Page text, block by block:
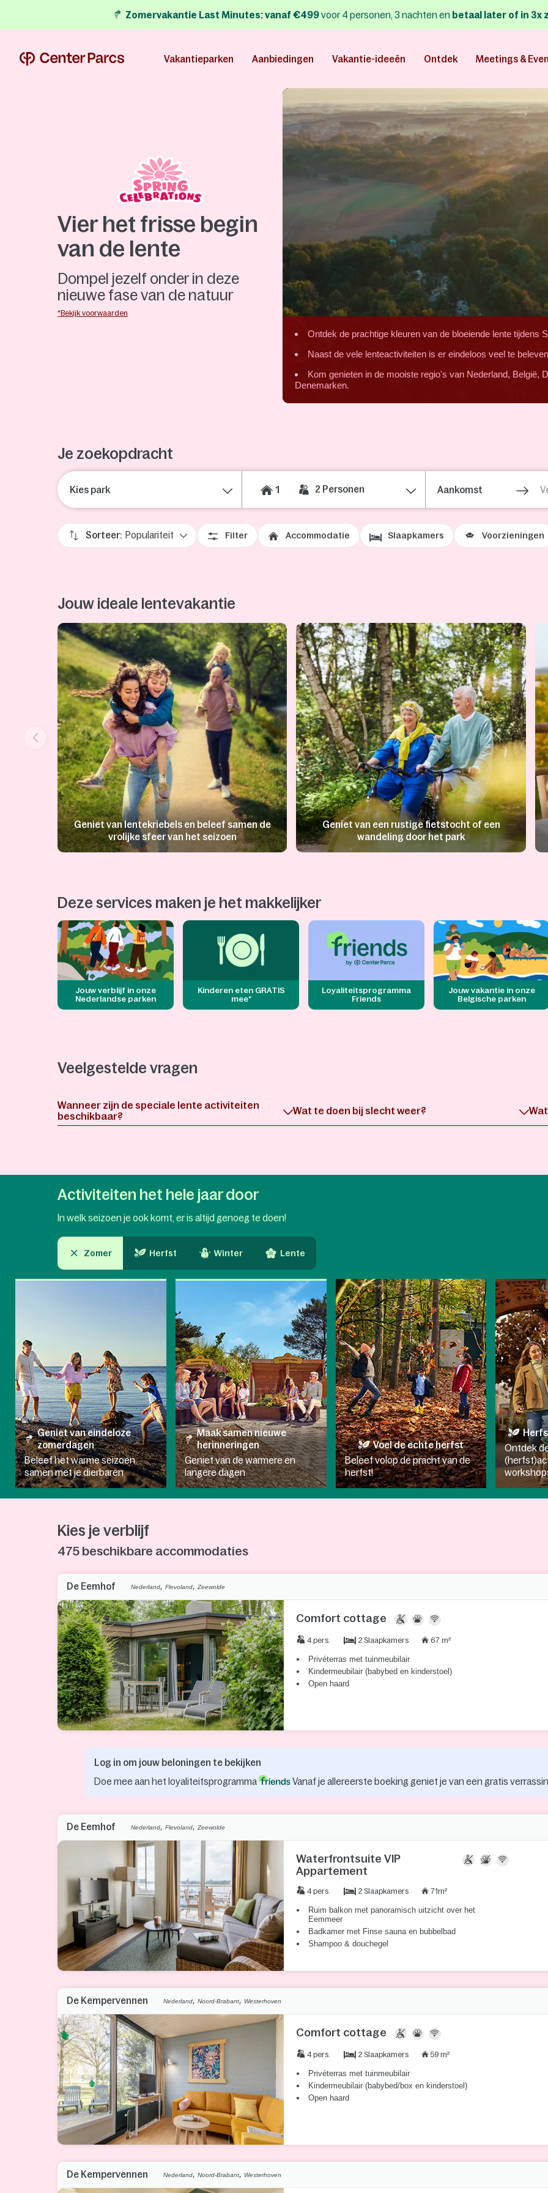
Zomervakantie Last Minutes:vanaf €499voor 4 personen, 3 nachtenen betaal later of in 3x
Vakantieparken Aanbiedingen Vakantie-ideeën Ontdek Meetings &
Vier het frisse begin
van de lente
Dompel jezelf onder in deze
nieuwe fase van de natuur
*Bekijk voorwaarden
Ontdek de prachtige kleuren van de bloeiende lente tijdens
Naast de vele lenteactiviteiten is er eindeloos veel te
Kom genieten in de mooiste regio's van Nederland, België,
Denemarken.
Je zoekopdracht
Kies park 1 2 Personen
Sorteer: Populariteit Filter Accommodatie Slaapkamers Voorzieningen
Jouw ideale lentevakantie
Geniet van lentekriebels en beleef samen de
vrolijke sfeer van het seizoen
Geniet van een rustige fietstocht of een
wandeling door het park
Deze services maken je het makkelijker
Jouw verblijf in onze
Nederlandse parken​
Kinderen eten GRATIS
mee*
Loyaliteitsprogramma
Friends
Jouw vakantie in onze
Belgische parken
Veelgestelde vragen
Wanneer zijn de speciale lente activiteiten
beschikbaar?
Wat te doen bij slecht weer?
Activiteiten het hele jaar door
In welk seizoen je ook komt, er is altijd genoeg te doen!
Zomer Herfst Winter Lente
Geniet van eindeloze
zomerdagen
Beleef het warme seizoen
samen met je dierbaren
Maak samen nieuwe
herinneringen
Geniet van de warmere en
langere dagen
Voel de echte herfst
Beleef volop de pracht van de
herfst!​
Ontdek
Kies je verblijf
475 beschikbare accommodaties
De Eemhof Nederland,Flevoland,Zeewolde
Comfort cottage
4 pers. 2 Slaapkamers 67 m²
Privéterras met tuinmeubilair
Kindermeubilair (babybed en kinderstoel)
Open haard
Log in om jouw beloningen te bekijken
Doe mee aan het loyaliteitsprogramma
Vanaf je allereerste boeking geniet je van een gratis
De Eemhof Nederland,Flevoland,Zeewolde
Waterfrontsuite VIP
Appartement
4 pers. 2 Slaapkamers 71m²
Ruim balkon met panoramisch uitzicht over het
Eemmeer
Badkamer met Finse sauna en bubbelbad
Shampoo & douchegel
De Kempervennen Nederland,Noord-Brabant, Westerhoven
Comfort cottage
4 pers. 2 Slaapkamers 59 m²
Privéterras met tuinmeubilair
Kindermeubilair (babybed/box en kinderstoel)
Open haard
De Kempervennen Nederland,Noord-Brabant, Westerhoven